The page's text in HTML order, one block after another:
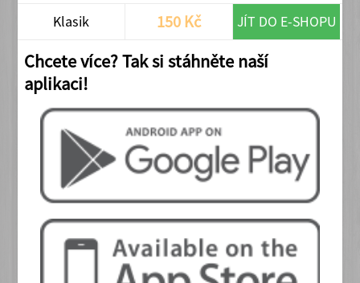
Klasik 150 Kč JÍT DO E-SHOPU
Chcete více? Tak si stáhněte naší
aplikaci!